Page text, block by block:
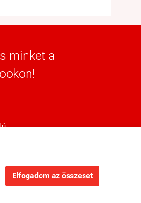
Elfogadom az összeset
minket a